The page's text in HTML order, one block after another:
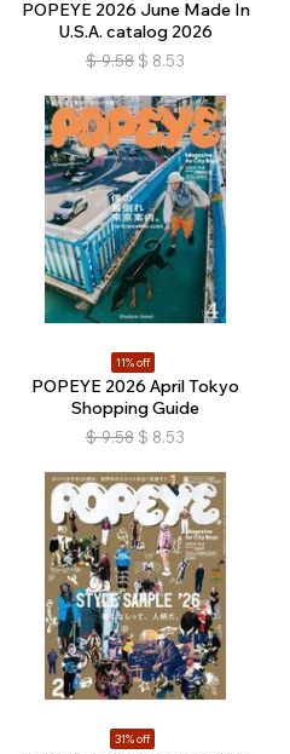
POPEYE 2026 June Made In
U.S.A. catalog 2026
$ 9.58 $ 8.53
11% off
POPEYE 2026 April Tokyo
Shopping Guide
$ 9.58 $ 8.53
31% off